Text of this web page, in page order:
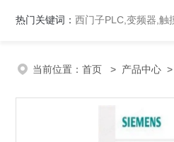
热门关键词： 西门子PLC,变频器,触
当前位置： 首页 > 产品中心